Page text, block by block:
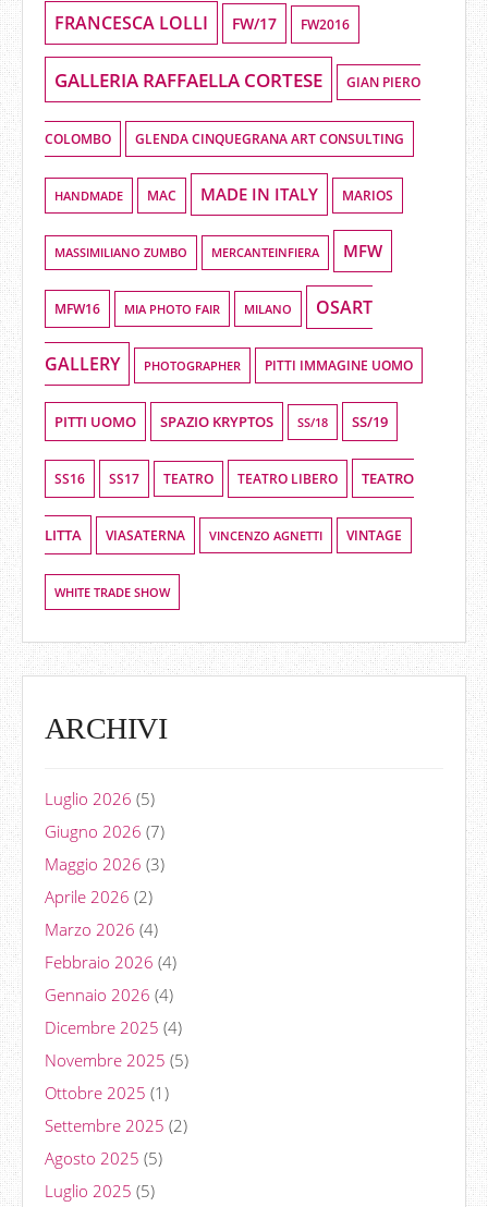
FRANCESCA LOLLI FW/17 FW2016
GALLERIA RAFFAELLA CORTESE GIAN PIERO
COLOMBO GLENDA CINQUEGRANA ART CONSULTING
HANDMADE MAC MADE IN ITALY MARIOS
MASSIMILIANO ZUMBO MERCANTEINFIERA MFW
MFW16 MIA PHOTO FAIR MILANO OSART
GALLERY PHOTOGRAPHER PITTI IMMAGINE UOMO
PITTI UOMO SPAZIO KRYPTOS SS/18 SS/19
SS16 SS17 TEATRO TEATRO LIBERO TEATRO
LITTA VIASATERNA VINCENZO AGNETTI VINTAGE
WHITE TRADE SHOW
ARCHIVI
Luglio 2026 (5)
Giugno 2026 (7)
Maggio 2026 (3)
Aprile 2026 (2)
Marzo 2026 (4)
Febbraio 2026 (4)
Gennaio 2026 (4)
Dicembre 2025 (4)
Novembre 2025 (5)
Ottobre 2025 (1)
Settembre 2025 (2)
Agosto 2025 (5)
Luglio 2025 (5)